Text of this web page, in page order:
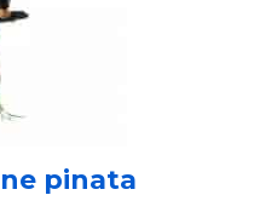
pinata